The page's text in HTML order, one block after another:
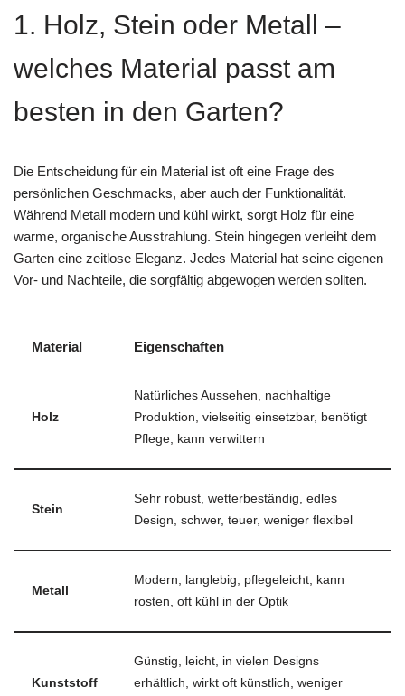
1. Holz, Stein oder Metall –
welches Material passt am
besten in den Garten?
Die Entscheidung für ein Material ist oft eine Frage des
persönlichen Geschmacks, aber auch der Funktionalität.
Während Metall modern und kühl wirkt, sorgt Holz für eine
warme, organische Ausstrahlung. Stein hingegen verleiht dem
Garten eine zeitlose Eleganz. Jedes Material hat seine eigenen
Vor- und Nachteile, die sorgfältig abgewogen werden sollten.
Material Eigenschaften
Holz
Natürliches Aussehen, nachhaltige
Produktion, vielseitig einsetzbar, benötigt
Pflege, kann verwittern
Stein
Sehr robust, wetterbeständig, edles
Design, schwer, teuer, weniger flexibel
Metall
Modern, langlebig, pflegeleicht, kann
rosten, oft kühl in der Optik
Kunststoff
Günstig, leicht, in vielen Designs
erhältlich, wirkt oft künstlich, weniger